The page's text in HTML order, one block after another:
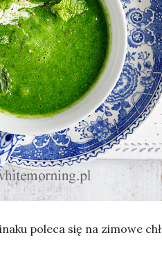
poleca się na zimowe